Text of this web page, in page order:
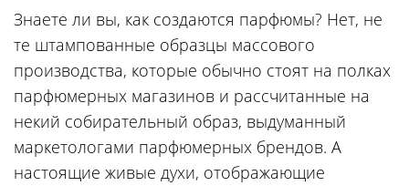
Знаете ли вы, как создаются парфюмы? Нет, не
те штампованные образцы массового
производства, которые обычно стоят на полках
парфюмерных магазинов и рассчитанные на
некий собирательный образ, выдуманный
маркетологами парфюмерных брендов. А
настоящие живые духи, отображающие